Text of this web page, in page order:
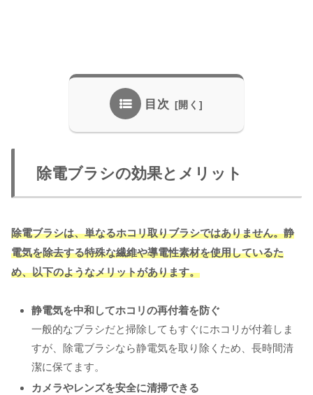
目次
除電ブラシの効果とメリット
除電ブラシは、単なるホコリ取りブラシではありません。静
電気を除去する特殊な繊維や導電性素材を使用しているた
め、以下のようなメリットがあります。
静電気を中和してホコリの再付着を防ぐ
一般的なブラシだと掃除してもすぐにホコリが付着しま
すが、除電ブラシなら静電気を取り除くため、長時間清
潔に保てます。
カメラやレンズを安全に清掃できる